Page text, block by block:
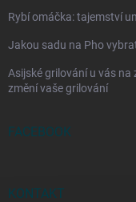
Rybí omáčka: tajemství
Jakou sadu na Pho
Asijské grilování u vás na
změní vaše grilování
FACEBOOK
KONTAKT